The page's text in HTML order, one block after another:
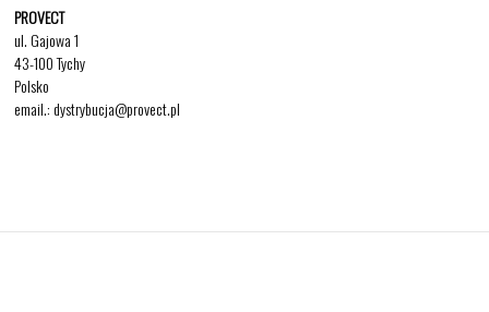
PROVECT
ul. Gajowa 1
43-100 Tychy
Polsko
email.: dystrybucja@provect.pl